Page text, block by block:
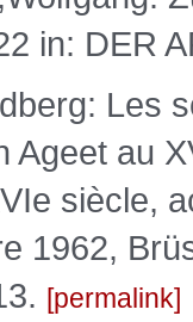
in: DER
Les
Ageet au
siècle,
1962,
permalink